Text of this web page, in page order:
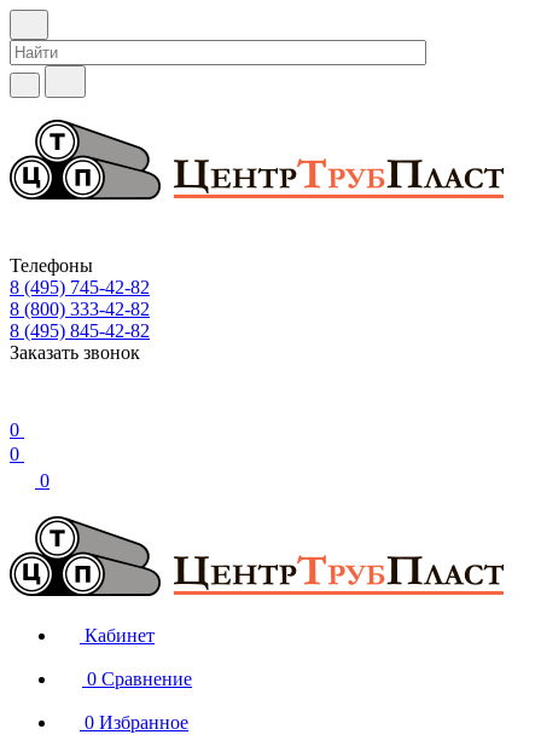
Телефоны
8 (495) 745-42-82
8 (800) 333-42-82
8 (495) 845-42-82
Заказать звонок
0
0
0
Кабинет
0 Сравнение
0 Избранное